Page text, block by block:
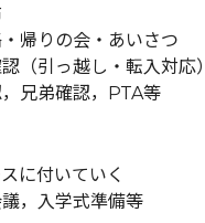
りの会・あいさつ
引っ越し・転入対応）
弟確認，PTA等
付いていく
入学式準備等